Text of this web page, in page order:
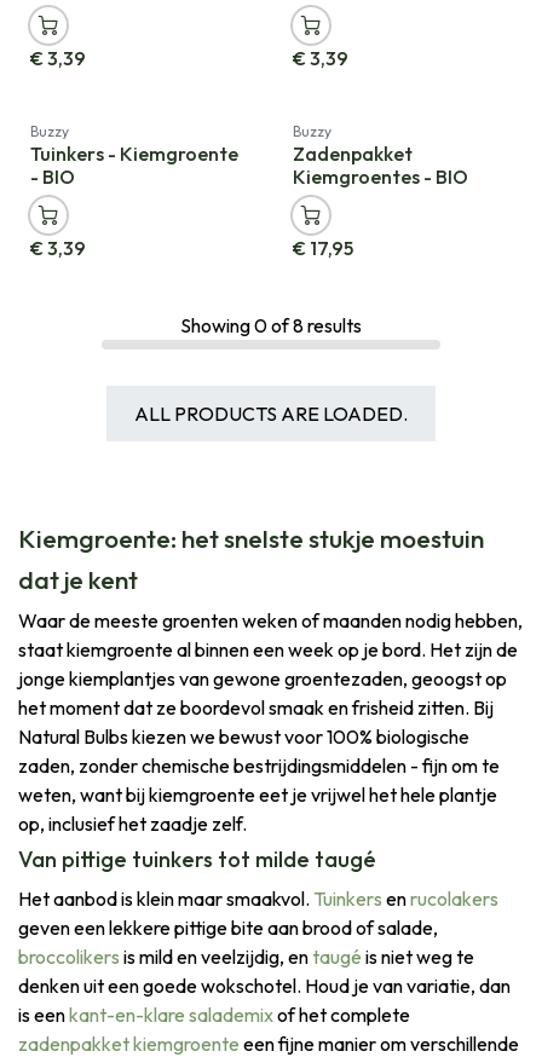
€3,39 €3,39
Nieuw!
Buzzy
Tuinkers - Kiemgroente
- BIO
€3,39 Cadeauverpakking
Buzzy
Zadenpakket
Kiemgroentes - BIO
€ 17,95
Showing0of8results
ALL PRODUCTS ARE LOADED.
Kiemgroente: het snelste stukje moestuin
dat je kent
Waar de meeste groenten weken of maanden nodig hebben,
staat kiemgroente al binnen een week op je bord. Het zijn de
jonge kiemplantjes van gewone groentezaden, geoogst op
het moment dat ze boordevol smaak en frisheid zitten. Bij
Natural Bulbs kiezen we bewust voor 100% biologische
zaden, zonder chemische bestrijdingsmiddelen - fijn om te
weten, want bij kiemgroente eet je vrijwel het hele plantje
op, inclusief het zaadje zelf.
Van pittige tuinkers tot milde taugé
Het aanbod is klein maar smaakvol. Tuinkers enrucolakers
geven een lekkere pittige bite aan brood of salade,
broccolikers is mild en veelzijdig, entaugé is niet weg te
denken uit een goede wokschotel. Houd je van variatie, dan
is eenkant-en-klare salademixof het complete
zadenpakket kiemgroente een fijne manier om verschillende